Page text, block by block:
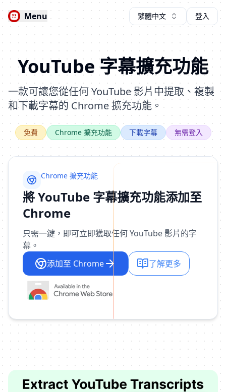
Menu 繁體中文 登入
YouTube 字幕擴充功能
一款可讓您從任何 YouTube 影片中提取、複製
和下載字幕的 Chrome 擴充功能。
免費 Chrome 擴充功能 下載字幕 無需登入
Chrome 擴充功能
將 YouTube 字幕擴充功能添加至
Chrome
只需一鍵，即可立即獲取任何 YouTube 影片的字
幕。
添加至 Chrome
了解更多